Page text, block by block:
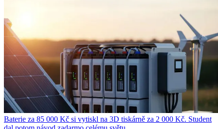
Baterie za 85 000 Kč si vytiskl na 3D tiskárně za 2 000 Kč. Student